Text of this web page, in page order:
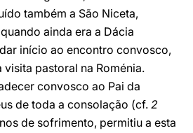
também a São Niceta,
ainda era a Dácia
início ao encontro convosco,
pastoral na Roménia.
convosco ao Pai da
de toda a consolação (cf.2
de sofrimento, permitiu a esta